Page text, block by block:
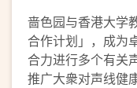
啬色园与香港大学
合作计划」，成为
合力进行多个有关
推广大衆对声线健